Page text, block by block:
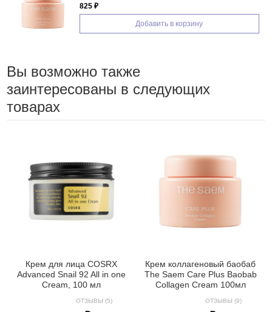
825 ₽
Добавить в корзину
Вы возможно также
заинтересованы в следующих
товарах
Крем для лица COSRX
Advanced Snail 92 All in one
Cream, 100 мл
ОТЗЫВЫ (5)
Крем коллагеновый баобаб
The Saem Care Plus Baobab
Collagen Cream 100мл
ОТЗЫВЫ (9)